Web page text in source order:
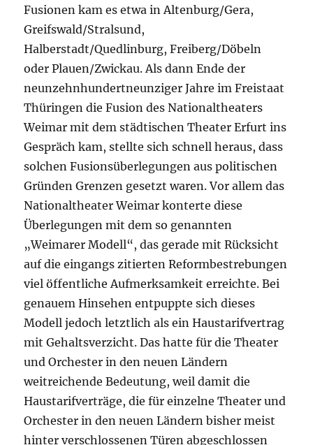
Fusionen kam es etwa in Altenburg/Gera,
Greifswald/Stralsund,
Halberstadt/Quedlinburg, Freiberg/Döbeln
oder Plauen/Zwickau. Als dann Ende der
neunzehnhundertneunziger Jahre im Freistaat
Thüringen die Fusion des Nationaltheaters
Weimar mit dem städtischen Theater Erfurt ins
Gespräch kam, stellte sich schnell heraus, dass
solchen Fusionsüberlegungen aus politischen
Gründen Grenzen gesetzt waren. Vor allem das
Nationaltheater Weimar konterte diese
Überlegungen mit dem so genannten
„Weimarer Modell“, das gerade mit Rücksicht
auf die eingangs zitierten Reformbestrebungen
viel öffentliche Aufmerksamkeit erreichte. Bei
genauem Hinsehen entpuppte sich dieses
Modell jedoch letztlich als ein Haustarifvertrag
mit Gehaltsverzicht. Das hatte für die Theater
und Orchester in den neuen Ländern
weitreichende Bedeutung, weil damit die
Haustarifverträge, die für einzelne Theater und
Orchester in den neuen Ländern bisher meist
hinter verschlossenen Türen abgeschlossen